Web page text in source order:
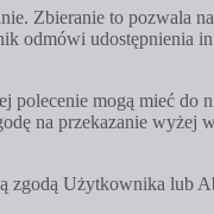
Zbieranie to pozwala
odmówi udostępnienia
polecenie mogą mieć do
na przekazanie wyżej
zgodą Użytkownika lub